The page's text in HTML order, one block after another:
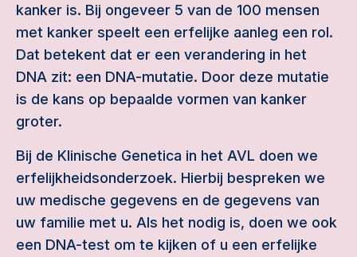
kanker is. Bij ongeveer 5 van de 100 mensen
met kanker speelt een erfelijke aanleg een rol.
Dat betekent dat er een verandering in het
DNA zit: een DNA-mutatie. Door deze mutatie
is de kans op bepaalde vormen van kanker
groter.
Bij de Klinische Genetica in het AVL doen we
erfelijkheidsonderzoek. Hierbij bespreken we
uw medische gegevens en de gegevens van
uw familie met u. Als het nodig is, doen we ook
een DNA-test om te kijken of u een erfelijke